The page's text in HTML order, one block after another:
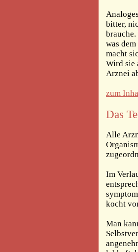
bitter,
was
macht
Wird sie
Arznei
zum
Das
Alle
Im
kocht
Man